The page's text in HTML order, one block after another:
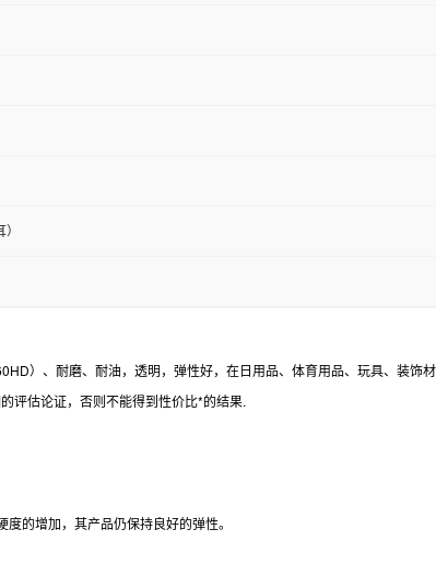
）、耐磨、耐油，透明，弹性好，在日用品、体育用品、玩具、装饰
评估论证，否则不能得到性价比*的结果.
的增加，其产品仍保持良好的弹性。